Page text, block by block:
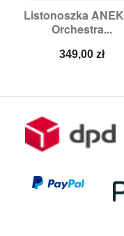
Listonoszka
Orchestra...
Cena
349,00 zł